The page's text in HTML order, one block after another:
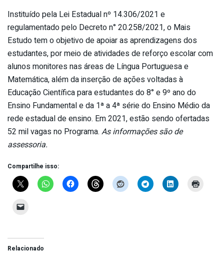
Instituído pela Lei Estadual nº 14.306/2021 e
regulamentado pelo Decreto n° 20.258/2021, o Mais
Estudo tem o objetivo de apoiar as aprendizagens dos
estudantes, por meio de atividades de reforço escolar com
alunos monitores nas áreas de Língua Portuguesa e
Matemática, além da inserção de ações voltadas à
Educação Científica para estudantes do 8° e 9º ano do
Ensino Fundamental e da 1ª a 4ª série do Ensino Médio da
rede estadual de ensino. Em 2021, estão sendo ofertadas
52 mil vagas no Programa. As informações são de
assessoria.
Compartilhe isso:
Relacionado